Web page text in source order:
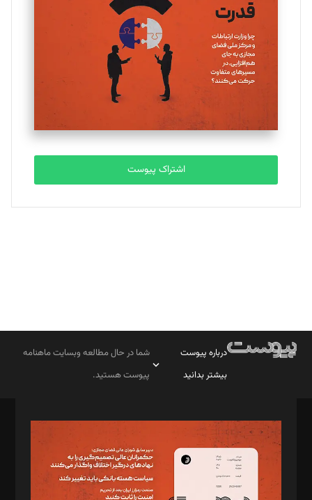
تحریریه
ملینا جعفری
تحریریه
مصطفی مسجدی آرانی
تحریریه
بابک نقاش
تحریریه
اشتراک پیوست
درباره پیوست
بیشتر بدانید
شما در حال مطالعه وبسایت ماهنامه
پیوست هستید.
مدیر مسئول: محمدباقر اثنی‌عشری
سردبیر: مهرک محمودی
دبیر تحریریه: میثم قاسمی
د‌بیر ناداستان: سمانه سمیع